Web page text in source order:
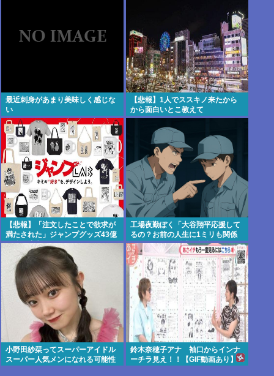
最近刺身があまり美味しく感じな
い
【悲報】1人でススキノ来たから
から面白いとこ教えて
【悲報】「注文したことで欲求が
満たされた」ジャンプグッズ43億
円分を注文・キャンセルしたか、
32歳女逮捕
工場夜勤ぼく「大谷翔平応援して
るの？お前の人生に1ミリも関係
ないのに？」 後輩に説教してきた
小野田紗栞ってスーパーアイドル
スーパー人気メンになれる可能性
鈴木奈穂子アナ 袖口からインナ
ーチラ見え！！【GIF動画あり】